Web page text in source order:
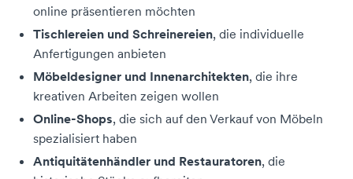
online präsentieren möchten
Tischlereien und Schreinereien, die individuelle
Anfertigungen anbieten
Möbeldesigner und Innenarchitekten, die ihre
kreativen Arbeiten zeigen wollen
Online-Shops, die sich auf den Verkauf von Möbeln
spezialisiert haben
Antiquitätenhändler und Restauratoren, die